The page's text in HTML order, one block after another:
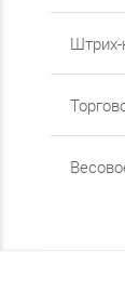
Штрих-